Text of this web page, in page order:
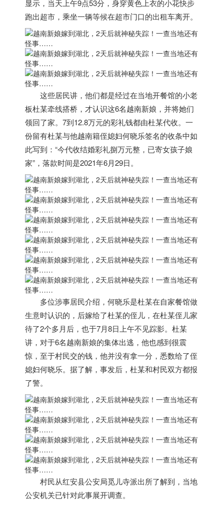
显示，当天上午9点53分，身穿黄色上衣的小花快步
跑出超市，乘坐一辆等候在超市门口的出租车离开。
这些居民讲， 他们都是经过在当地开餐馆的小老
板杜某牵线搭桥， 才认识这6名越南新娘，并将她们
领回了家。7到12.8万元的彩礼钱都由杜某代收。一
份留有杜某与他越南籍侄媳妇何晓乐签名的收条中如
此写到：“今代收结婚彩礼捌万元整，已寄女孩子娘
家”，落款时间是2021年6月29日。
多位涉事居民介绍， 何晓乐是杜某在自家餐馆做
生意时认识的，后嫁给了杜某的侄儿，在杜某侄儿家
待了2个多月后，也于7月8日上午不见踪影。 杜某
讲，对于6名越南新娘的集体出逃，他也感到很震
惊，至于村民交的钱，他并没有拿一分，悉数给了侄
媳妇何晓乐。据了解，事发后，杜某和村民双方都报
了警。
村民从红安县公安局觅儿寺派出所了解到，当地
公安机关已针对此事展开调查。